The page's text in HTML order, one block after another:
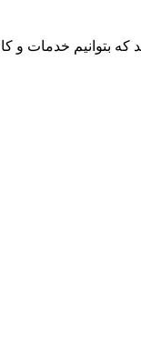
که بتوانیم خدمات و